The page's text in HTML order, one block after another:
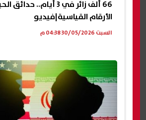
66 ألف زائر في 3 أيام..
الأرقام القياسية|فيديو
السبت 30/05/2026 04:38 م